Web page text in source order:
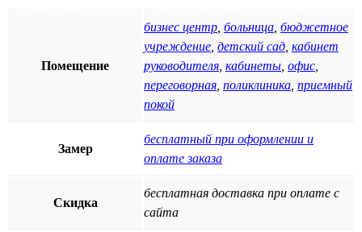
Помещение
бизнес центр больница бюджетное
учреждение детский сад кабинет
руководителя кабинеты офис
переговорная поликлиника приемный
покой
Замер
бесплатный при оформлении и
оплате заказа
Скидка
бесплатная доставка при оплате с
сайта